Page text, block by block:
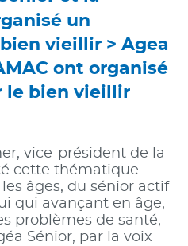
un
vieillir > Agea
ont organisé
le bien vieillir
vice-président de la
cette thématique
âges, du sénior actif
qui avançant en âge,
problèmes de santé,
Sénior, par la voix